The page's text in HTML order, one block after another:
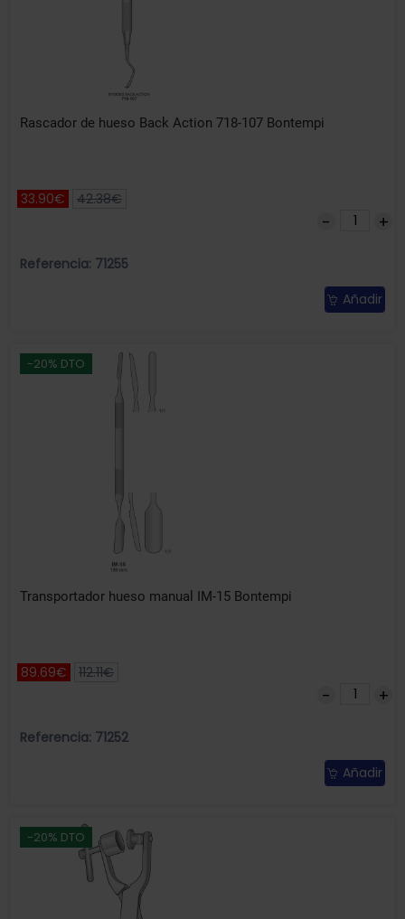
Rascador de hueso Back Action 718-107 Bontempi
33.90€ 42.38€
Referencia: 71255
Añadir
-20% DTO
Transportador hueso manual IM-15 Bontempi
89.69€ 112.11€
Referencia: 71252
Añadir
-20% DTO